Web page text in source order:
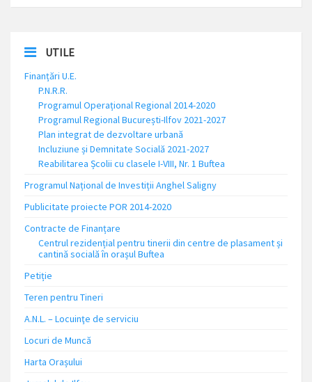
UTILE
Finanțări U.E.
P.N.R.R.
Programul Operațional Regional 2014-2020
Programul Regional București-Ilfov 2021-2027
Plan integrat de dezvoltare urbană
Incluziune și Demnitate Socială 2021-2027
Reabilitarea Școlii cu clasele I-VIII, Nr. 1 Buftea
Programul Național de Investiții Anghel Saligny
Publicitate proiecte POR 2014-2020
Contracte de Finanțare
Centrul rezidențial pentru tinerii din centre de plasament și
cantină socială în orașul Buftea
Petiție
Teren pentru Tineri
A.N.L. – Locuinţe de serviciu
Locuri de Muncă
Harta Orașului